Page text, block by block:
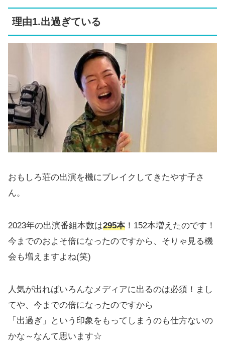
理由1.出過ぎている
おもしろ荘の出演を機にブレイクしてきたやす子さ
ん。
2023年の出演番組本数は295本！152本増えたのです！
今までのおよそ倍になったのですから、そりゃ見る機
会も増えますよね(笑)
人気が出ればいろんなメディアに出るのは必須！まし
てや、今までの倍になったのですから
「出過ぎ」という印象をもってしまうのも仕方ないの
かな～なんて思います☆